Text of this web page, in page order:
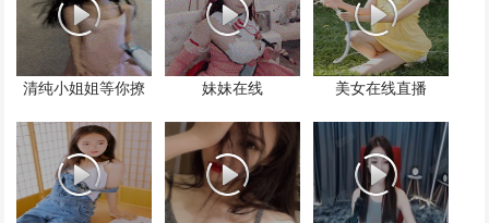
清纯小姐姐等你撩 妹妹在线 美女在线直播